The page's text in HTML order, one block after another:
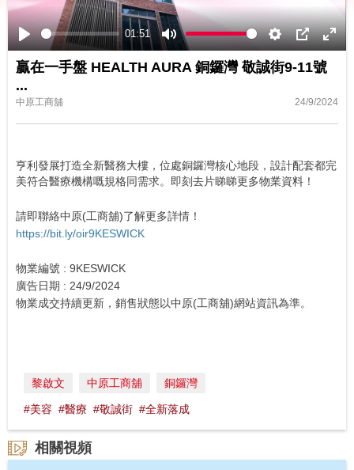
Play
01:51
Mute Settings
PIP
贏在一手盤 HEALTH AURA 銅鑼灣 敬誠街9-11號
...
中原工商舖 24/9/2024
亨利發展打造全新醫務大樓，位處銅鑼灣核心地段，設計配套都完
美符合醫療機構嘅規格同需求。即刻去片睇睇更多物業資料！
請即聯絡中原(工商舖)了解更多詳情！
https://bit.ly/oir9KESWICK
物業編號 : 9KESWICK
廣告日期 : 24/9/2024
物業成交持續更新，銷售狀態以中原(工商舖)網站資訊為準。
黎啟文 中原工商舖 銅鑼灣
#美容 #醫療 #敬誠街 #全新落成
相關視頻